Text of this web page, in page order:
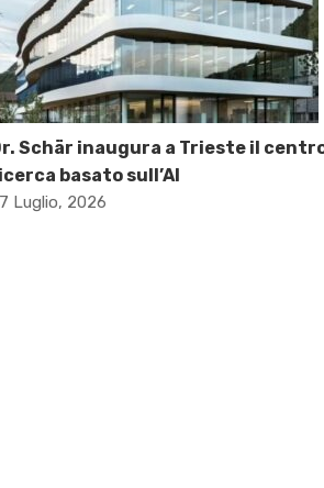
Schär inaugura a Trieste il
basato sull’AI
Luglio, 2026